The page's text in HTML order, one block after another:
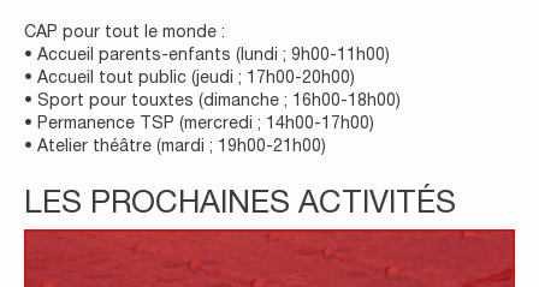
CAP pour tout le monde :
• Accueil parents-enfants (lundi ; 9h00-11h00)
• Accueil tout public (jeudi ; 17h00-20h00)
• Sport pour touxtes (dimanche ; 16h00-18h00)
• Permanence TSP (mercredi ; 14h00-17h00)
• Atelier théâtre (mardi ; 19h00-21h00)
LES PROCHAINES ACTIVITÉS